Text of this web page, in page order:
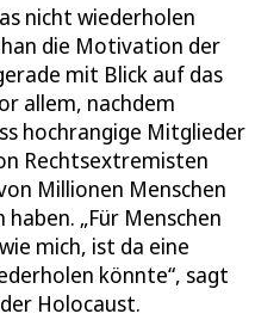
nicht wiederholen
die Motivation der
mit Blick auf das
allem, nachdem
hochrangige Mitglieder
Rechtsextremisten
Millionen Menschen
„Für Menschen
mich, ist da eine
könnte“, sagt
Holocaust.